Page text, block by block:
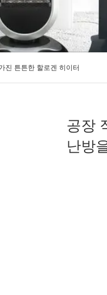
진 튼튼한 할로겐 히이터
공장
난방